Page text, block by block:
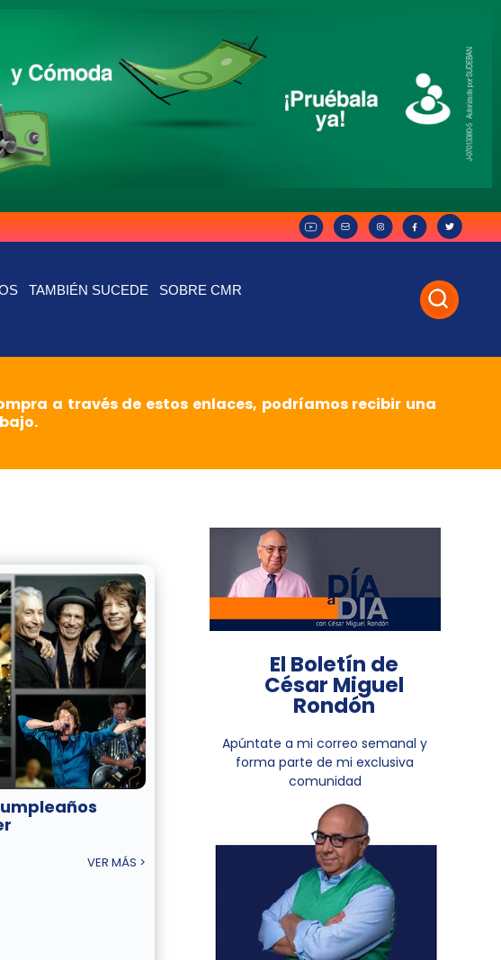
TAMBIÉN SUCEDE SOBRE CMR
a través de estos enlaces, podríamos recibir una
VER MÁS >
El Boletín de
César Miguel
Rondón
Apúntate a mi correo semanal y
forma parte de mi exclusiva
comunidad